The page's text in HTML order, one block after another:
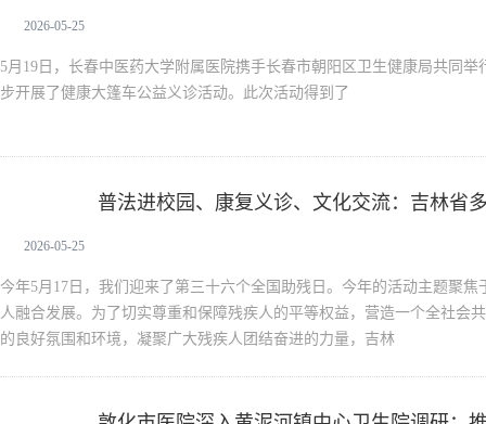
同步启动
2026-05-25
5月19日，长春中医药大学附属医院携手长春市朝阳区卫生健康局共同
步开展了健康大篷车公益义诊活动。此次活动得到了
普法进校园、康复义诊、文化交流：吉林省
2026-05-25
今年5月17日，我们迎来了第三十六个全国助残日。今年的活动主题聚
人融合发展。为了切实尊重和保障残疾人的平等权益，营造一个全社会
的良好氛围和环境，凝聚广大残疾人团结奋进的力量，吉林